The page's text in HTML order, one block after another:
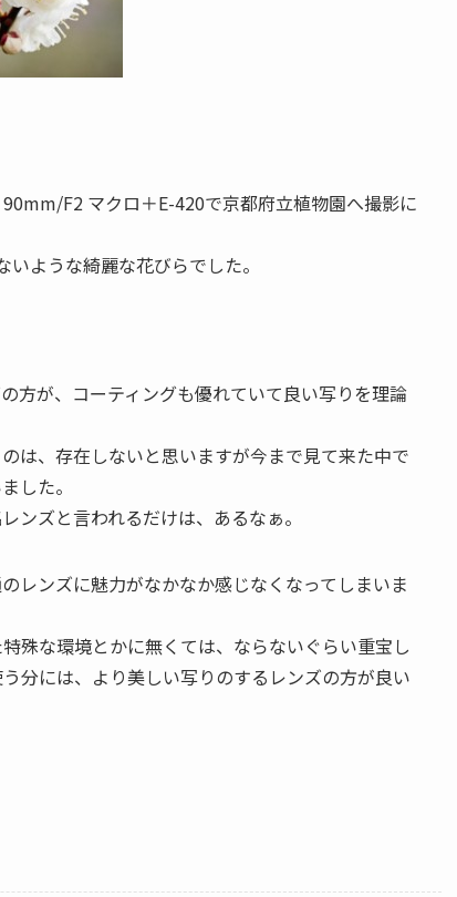
F2 マクロ＋E-420で京都府立植物園へ撮影に
ような綺麗な花びらでした。
方が、コーティングも優れていて良い写りを理論
は、存在しないと思いますが今まで見て来た中で
した。
ンズと言われるだけは、あるなぁ。
レンズに魅力がなかなか感じなくなってしまいま
殊な環境とかに無くては、ならないぐらい重宝し
分には、より美しい写りのするレンズの方が良い